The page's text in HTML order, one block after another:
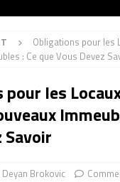
Obligations pour les
: Ce que Vous Devez
les
Savoir
Deyan Brokovic